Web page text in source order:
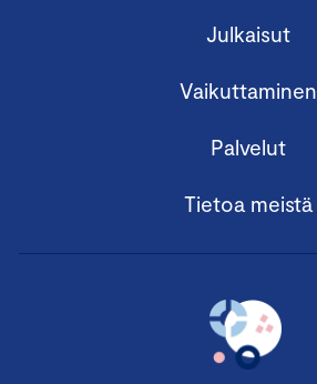
Julkaisut
Vaikuttaminen
Palvelut
Tietoa meistä